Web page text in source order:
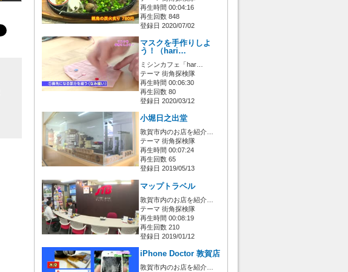
再生時間 00:04:16
再生回数 848
登録日 2020/07/02
マスクを手作りしよ
う！（hari…
ミシンカフェ「har…
テーマ 街角探検隊
再生時間 00:06:30
再生回数 80
登録日 2020/03/12
小堀日之出堂
敦賀市内のお店を紹介…
テーマ 街角探検隊
再生時間 00:07:24
再生回数 65
登録日 2019/05/13
マップトラベル
敦賀市内のお店を紹介…
テーマ 街角探検隊
再生時間 00:08:19
再生回数 210
登録日 2019/01/12
iPhone Doctor 敦賀店
敦賀市内のお店を紹介…